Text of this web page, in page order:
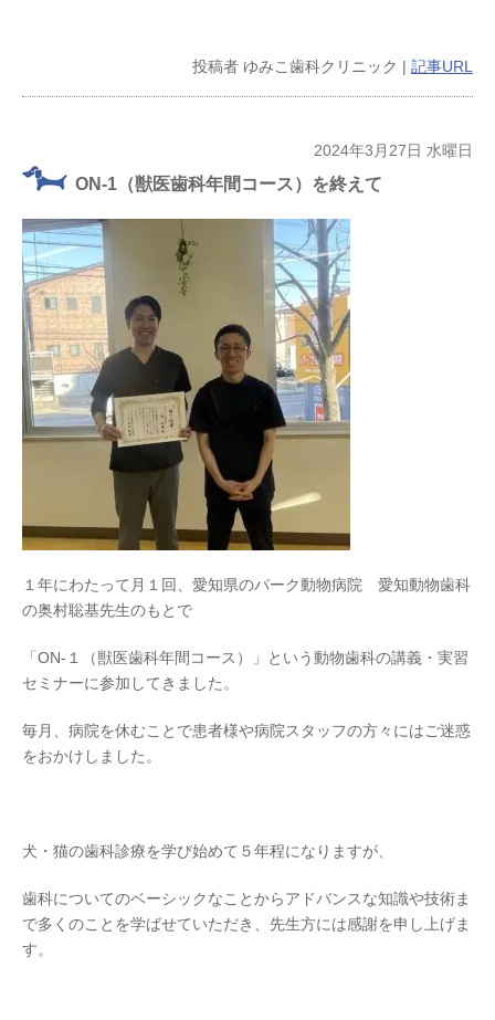
投稿者 ゆみこ歯科クリニック | 記事URL
2024年3月27日 水曜日
ON-1（獣医歯科年間コース）を終えて
１年にわたって月１回、愛知県のパーク動物病院 愛知動物歯科
の奥村聡基先生のもとで
「ON-１（獣医歯科年間コース）」という動物歯科の講義・実習
セミナーに参加してきました。
毎月、病院を休むことで患者様や病院スタッフの方々にはご迷惑
をおかけしました。
犬・猫の歯科診療を学び始めて５年程になりますが、
歯科についてのベーシックなことからアドバンスな知識や技術ま
で多くのことを学ばせていただき、先生方には感謝を申し上げま
す。